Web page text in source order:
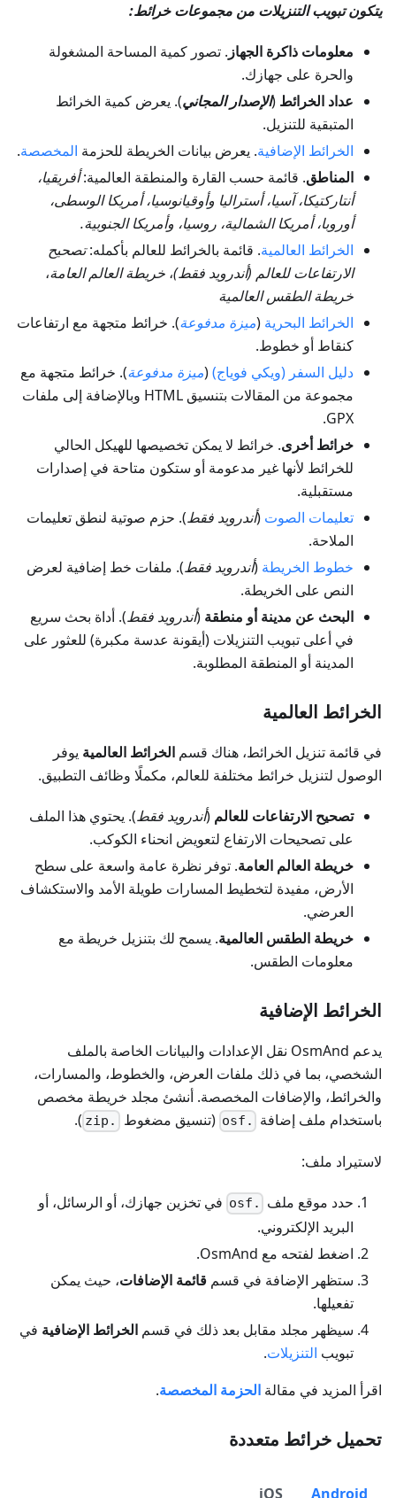
يتكون تبويب التنزيلات من مجموعات خرائط:
معلومات ذاكرة الجهاز . تصور كمية المساحة المشغولة
والحرة على جهازك.
عداد الخرائط (الإصدار المجاني). يعرض كمية الخرائط
المتبقية للتنزيل.
الخرائط الإضافية. يعرض بيانات الخريطة للحزمة المخصصة.
المناطق. قائمة حسب القارة والمنطقة العالمية:أفريقيا،
أنتاركتيكا، آسيا، أستراليا وأوقيانوسيا، أمريكا الوسطى،
أوروبا، أمريكا الشمالية، روسيا، وأمريكا الجنوبية.
الخرائط العالمية. قائمة بالخرائط للعالم بأكمله:تصحيح
الارتفاعات للعالم (أندرويد فقط)، خريطة العالم العامة،
خريطة الطقس العالمية
الخرائط البحرية (ميزة مدفوعة). خرائط متجهة مع ارتفاعات
كنقاط أو خطوط.
دليل السفر (ويكي فوياج)(ميزة مدفوعة). خرائط متجهة مع
مجموعة من المقالات بتنسيق HTML وبالإضافة إلى ملفات
GPX.
خرائط أخرى. خرائط لا يمكن تخصيصها للهيكل الحالي
للخرائط لأنها غير مدعومة أو ستكون متاحة في إصدارات
مستقبلية.
تعليمات الصوت (أندرويد فقط). حزم صوتية لنطق تعليمات
الملاحة.
خطوط الخريطة (أندرويد فقط). ملفات خط إضافية لعرض
النص على الخريطة.
البحث عن مدينة أو منطقة (أندرويد فقط). أداة بحث سريع
في أعلى تبويب التنزيلات (أيقونة عدسة مكبرة) للعثور على
المدينة أو المنطقة المطلوبة.
الخرائط العالمية
في قائمة تنزيل الخرائط، هناك قسم الخرائط العالمية يوفر
الوصول لتنزيل خرائط مختلفة للعالم، مكملًا وظائف التطبيق.
تصحيح الارتفاعات للعالم (أندرويد فقط). يحتوي هذا الملف
على تصحيحات الارتفاع لتعويض انحناء الكوكب.
خريطة العالم العامة. توفر نظرة عامة واسعة على سطح
الأرض، مفيدة لتخطيط المسارات طويلة الأمد والاستكشاف
العرضي.
خريطة الطقس العالمية. يسمح لك بتنزيل خريطة مع
معلومات الطقس.
الخرائط الإضافية
يدعم OsmAnd نقل الإعدادات والبيانات الخاصة بالملف
الشخصي، بما في ذلك ملفات العرض، والخطوط، والمسارات،
والخرائط، والإضافات المخصصة. أنشئ مجلد خريطة مخصص
باستخدام ملف إضافة
.osf (تنسيق مضغوط .zip
).
لاستيراد ملف:
حدد موقع ملف .osf
في تخزين جهازك، أو الرسائل، أو
البريد الإلكتروني.
اضغط لفتحه مع OsmAnd.
ستظهر الإضافة في قسم قائمة الإضافات، حيث يمكن
تفعيلها.
سيظهر مجلد مقابل بعد ذلك في قسم الخرائط الإضافية في
تبويب التنزيلات.
اقرأ المزيد في مقالة الحزمة المخصصة.
تحميل خرائط متعددة
Android
iOS